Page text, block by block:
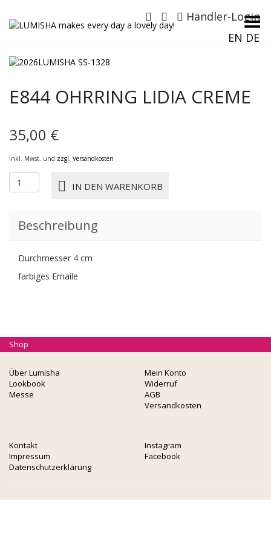
Händler-Login
EN DE
Menü umschalten
E844 OHRRING LIDIA CREME
35,00 €
inkl. Mwst. und zzgl. Versandkosten
E844
OHRRING
Menge
IN DEN WARENKORB
Beschreibung
Durchmesser 4 cm
farbiges Emaile
Über Lumisha
Lookbook
Messe
Mein Konto
Widerruf
AGB
Versandkosten
Kontakt
Impressum
Datenschutzerklärung
Instagram
Facebook
Shop